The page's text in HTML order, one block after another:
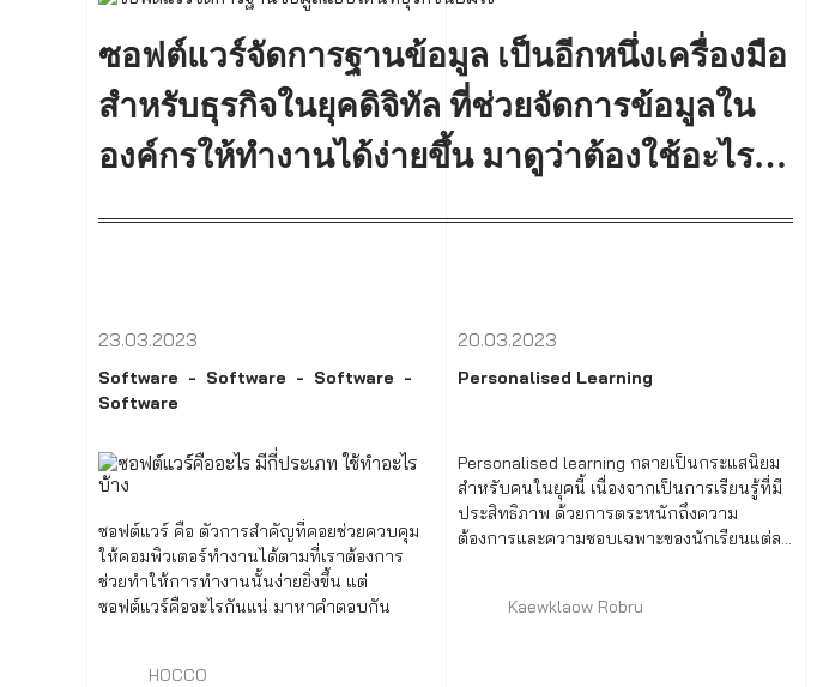
ซอฟต์แวร์จัดการฐานข้อมูล เป็นอีกหนึ่งเครื่องมือ
สำหรับธุรกิจในยุคดิจิทัล ที่ช่วยจัดการข้อมูลใน
องค์กรให้ทำงานได้ง่ายขึ้น มาดูว่าต้องใช้อะไร
23.03.2023
Software Software
Software
Software
ซอฟต์แวร์ คือ ตัวการสำคัญที่คอยช่วยควบคุม
ให้คอมพิวเตอร์ทำงานได้ตามที่เราต้องการ
ช่วยทำให้การทำงานนั้นง่ายยิ่งขึ้น แต่
ซอฟต์แวร์คืออะไรกันแน่ มาหาคำตอบกัน
HOCCO
20.03.2023
Personalised Learning
Personalised learning กลายเป็นกระแสนิยม
สำหรับคนในยุคนี้ เนื่องจากเป็นการเรียนรู้ที่มี
ประสิทธิภาพ ด้วยการตระหนักถึงความ
ต้องการและความชอบเฉพาะของนักเรียนแต่ละ
Kaewklaow Robru